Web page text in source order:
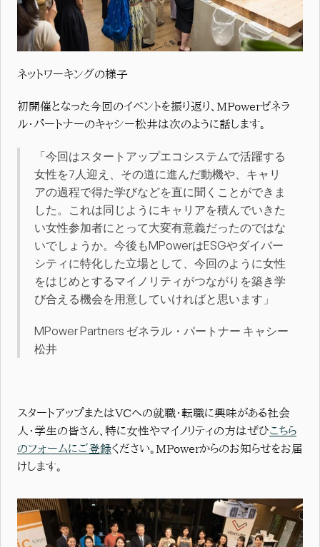
ネットワーキングの様子
初開催となった今回のイベントを振り返り、MPowerゼネラ
ル・パートナーのキャシー松井は次のように話します。
「今回はスタートアップエコシステムで活躍する
女性を7人迎え、その道に進んだ動機や、キャリ
アの過程で得た学びなどを直に聞くことができま
した。これは同じようにキャリアを積んでいきた
い女性参加者にとって大変有意義だったのではな
いでしょうか。今後もMPowerはESGやダイバー
シティに特化した立場として、今回のように女性
をはじめとするマイノリティがつながりを築き学
び合える機会を用意していければと思います」
MPower Partners ゼネラル・パートナー キャシー
松井
スタートアップまたはVCへの就職・転職に興味がある社会
人・学生の皆さん、特に女性やマイノリティの方はぜひこちら
のフォームにご登録ください。MPowerからのお知らせをお届
けします。